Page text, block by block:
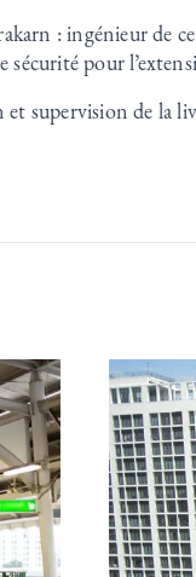
: ingénieur de
pour
supervision de la